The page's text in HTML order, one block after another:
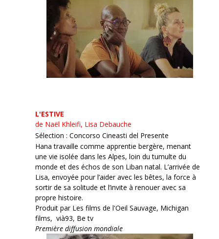
L'ESTIVE
de Naël Khleifi, Lisa Debauche
Sélection : Concorso Cineasti del Presente
Hana travaille comme apprentie bergère, menant
une vie isolée dans les Alpes, loin du tumulte du
monde et des échos de son Liban natal. L’arrivée de
Lisa, envoyée pour l’aider avec les bêtes, la force à
sortir de sa solitude et l’invite à renouer avec sa
propre histoire.
Produit par Les films de l'Oeil Sauvage, Michigan
films, vià93, Be tv
Première diffusion mondiale